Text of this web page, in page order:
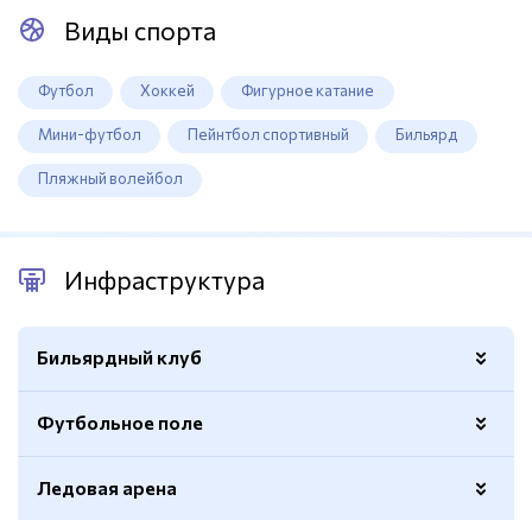
Виды спорта
Футбол Хоккей Фигурное катание
Мини-футбол Пейнтбол спортивный Бильярд
Пляжный волейбол
Инфраструктура
Бильярдный клуб
Количество столов
Футбольное поле
Покрытие
Натуральный газон
Ледовая арена